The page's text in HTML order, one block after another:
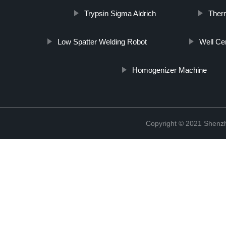
Trypsin Sigma Aldrich
Low Spatter Welding Robot Well
Homogenizer Machine
Copyright © 2021